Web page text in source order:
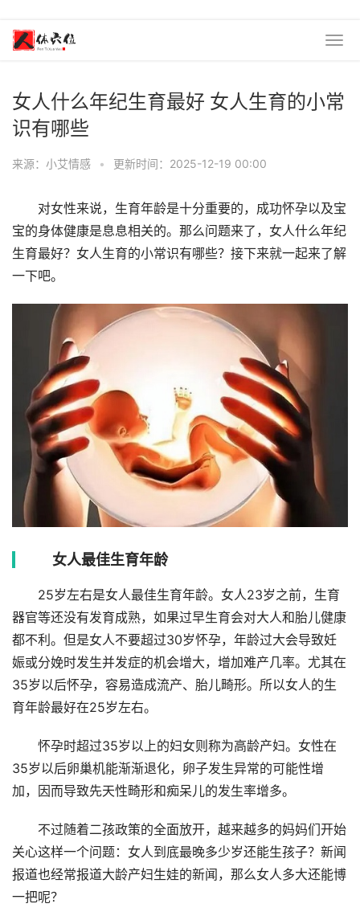
女人什么年纪生育最好 女人生育的小常
识有哪些
来源：小艾情感 • 更新时间：2025-12-19 00:00
对女性来说，生育年龄是十分重要的，成功怀孕以及宝
宝的身体健康是息息相关的。那么问题来了，女人什么年纪
生育最好？女人生育的小常识有哪些？接下来就一起来了解
一下吧。
女人最佳生育年龄
25岁左右是女人最佳生育年龄。女人23岁之前，生育
器官等还没有发育成熟，如果过早生育会对大人和胎儿健康
都不利。但是女人不要超过30岁怀孕，年龄过大会导致妊
娠或分娩时发生并发症的机会增大，增加难产几率。尤其在
35岁以后怀孕，容易造成流产、胎儿畸形。所以女人的生
育年龄最好在25岁左右。
怀孕时超过35岁以上的妇女则称为高龄产妇。女性在
35岁以后卵巢机能渐渐退化，卵子发生异常的可能性增
加，因而导致先天性畸形和痴呆儿的发生率增多。
不过随着二孩政策的全面放开，越来越多的妈妈们开始
关心这样一个问题：女人到底最晚多少岁还能生孩子？新闻
报道也经常报道大龄产妇生娃的新闻，那么女人多大还能博
一把呢？